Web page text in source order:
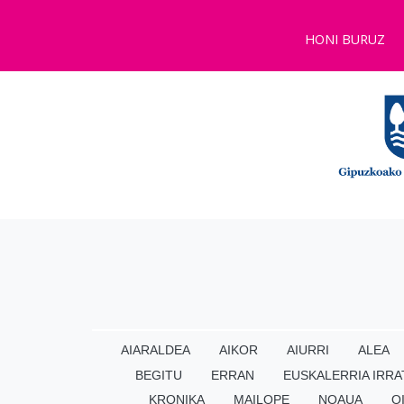
HONI BURUZ
AIARALDEA AIKOR AIURRI ALEA
BEGITU
ERRAN EUSKALERRIA
KRONIKA
MAILOPE NOAUA